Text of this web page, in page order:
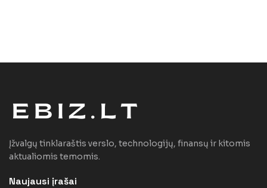
Įžvalgų tinklaraštis verslo, technologijų, finansų ir kitomis
aktualiomis temomis.
Naujausi įrašai